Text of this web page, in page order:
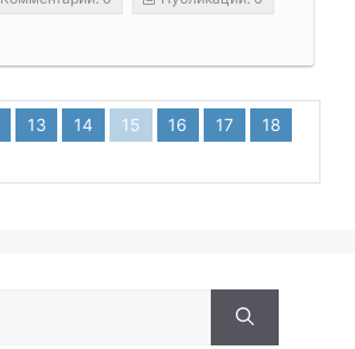
13 14 15 16 17
18